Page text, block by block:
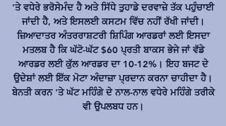
'ਤੇ ਵਧੇਰੇ ਭਰੋਸੇਮੰਦ ਹੈ ਅਤੇ ਸਿੱਧੇ ਤੁਹਾਡੇ ਦਰਵਾਜ਼ੇ ਤੱਕ ਪਹੁੰਚਾਈ
ਜਾਂਦੀ ਹੈ, ਅਤੇ ਇਸਲਈ ਕਸਟਮ ਵਿੱਚ ਨਹੀਂ ਰੱਖੀ ਜਾਂਦੀ।
ਜ਼ਿਆਦਾਤਰ ਅੰਤਰਰਾਸ਼ਟਰੀ ਸ਼ਿਪਿੰਗ ਆਰਡਰਾਂ ਲਈ ਇਸਦਾ
ਮਤਲਬ ਹੈ ਕਿ ਘੱਟੋ-ਘੱਟ $60 ਪ੍ਰਤੀ ਬਾਕਸ ਭੇਜੇ ਜਾਂ ਵੱਡੇ
ਆਰਡਰ ਲਈ ਕੁੱਲ ਆਰਡਰ ਦਾ 10-12%। ਇਹ ਬਜਟ ਦੇ
ਉਦੇਸ਼ਾਂ ਲਈ ਇੱਕ ਮੋਟਾ ਅੰਦਾਜ਼ਾ ਪ੍ਰਦਾਨ ਕਰਨਾ ਚਾਹੀਦਾ ਹੈ।
ਬੇਨਤੀ ਕਰਨ 'ਤੇ ਘੱਟ ਮਹਿੰਗੇ ਦੇ ਨਾਲ-ਨਾਲ ਵਧੇਰੇ ਮਹਿੰਗੇ ਤਰੀਕੇ
ਵੀ ਉਪਲਬਧ ਹਨ।